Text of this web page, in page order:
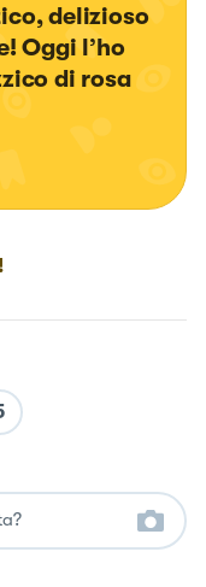
delizioso
Oggi l’ho
di rosa